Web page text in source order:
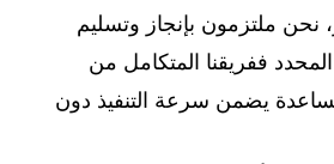
ملتزمون بإنجاز وتسليم
ففريقنا المتكامل من
يضمن سرعة التنفيذ دون